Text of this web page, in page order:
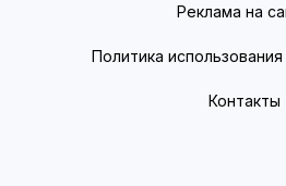
Реклама на
Политика
Контакты